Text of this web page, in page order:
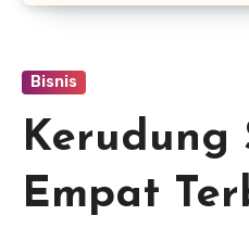
Bisnis
Kerudung
Empat